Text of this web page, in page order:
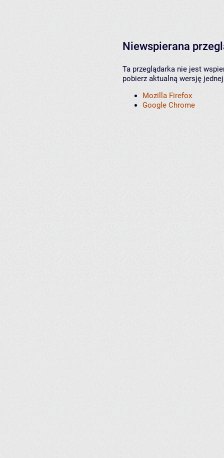
Niewspierana
Ta przeglądarka nie jest
pobierz aktualną wersję
Mozilla Firefox
Google Chrome